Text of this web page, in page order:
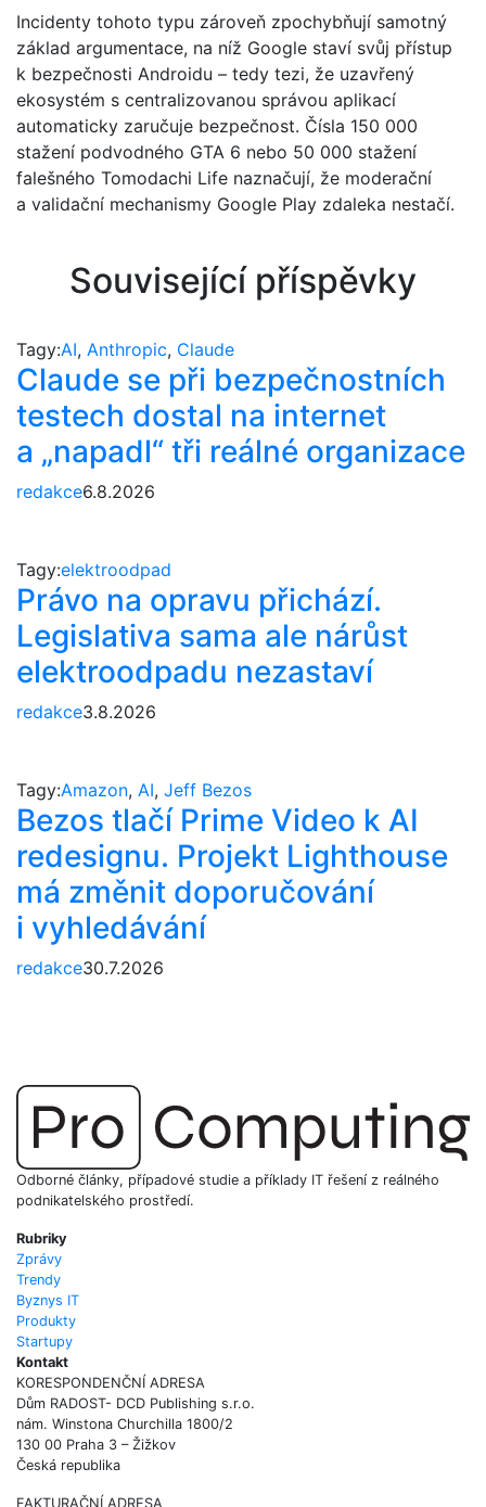
Incidenty tohoto typu zároveň zpochybňují samotný
základ argumentace, na níž Google staví svůj přístup
k bezpečnosti Androidu – tedy tezi, že uzavřený
ekosystém s centralizovanou správou aplikací
automaticky zaručuje bezpečnost. Čísla 150 000
stažení podvodného GTA 6 nebo 50 000 stažení
falešného Tomodachi Life naznačují, že moderační
a validační mechanismy Google Play zdaleka nestačí.
Související příspěvky
Tagy:AI, Anthropic, Claude
Claude se při bezpečnostních
testech dostal na internet
a „napadl“ tři reálné organizace
redakce6.8.2026
Tagy:elektroodpad
Právo na opravu přichází.
Legislativa sama ale nárůst
elektroodpadu nezastaví
redakce3.8.2026
Tagy:Amazon, AI, Jeff Bezos
Bezos tlačí Prime Video k AI
redesignu. Projekt Lighthouse
má změnit doporučování
i vyhledávání
redakce30.7.2026
Odborné články, případové studie a příklady IT řešení z reálného
podnikatelského prostředí.
Rubriky
Zprávy
Trendy
Byznys IT
Produkty
Startupy
Kontakt
KORESPONDENČNÍ ADRESA
Dům RADOST- DCD Publishing s.r.o.
nám. Winstona Churchilla 1800/2
130 00 Praha 3 – Žižkov
Česká republika
FAKTURAČNÍ ADRESA